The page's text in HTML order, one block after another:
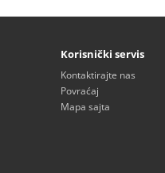
Korisnički servis
Kontaktirajte nas
Povraćaj
Mapa sajta